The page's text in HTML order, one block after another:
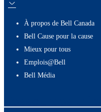
À propos de Bell Canada
Bell Cause pour la cause
Mieux pour tous
Emplois@Bell
Bell Média